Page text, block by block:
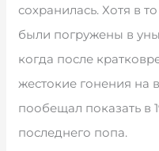
сохранилась. Хотя в
были погружены в
когда после
жестокие гонения на
пообещал показать в
последнего попа.